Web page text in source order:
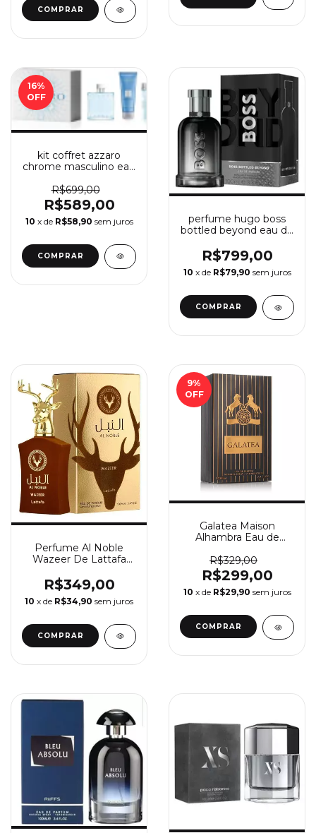
COMPRAR
16%
OFF
kit coffret azzaro
chrome masculino eau
R$699,00
R$589,00
10 x de R$58,90 sem juros
perfume hugo boss
bottled beyond eau de
R$799,00
10 x de R$79,90 sem juros
Perfume Al Noble
Wazeer De Lattafa
R$349,00
10 x de R$34,90 sem juros
9%
OFF
Galatea Maison
Alhambra Eau de
R$329,00
R$299,00
10 x de R$29,90 sem juros